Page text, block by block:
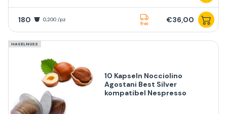
180 0,200 /pz
frei €36,00
HASELNUSS
10 Kapseln Nocciolino
Agostani Best Silver
kompatibel Nespresso